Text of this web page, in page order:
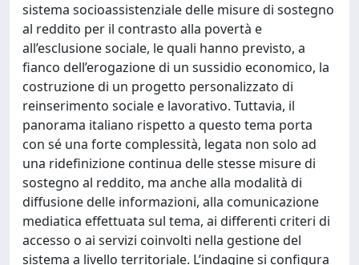
sistema socioassistenziale delle misure di sostegno
al reddito per il contrasto alla povertà e
all’esclusione sociale, le quali hanno previsto, a
fianco dell’erogazione di un sussidio economico, la
costruzione di un progetto personalizzato di
reinserimento sociale e lavorativo. Tuttavia, il
panorama italiano rispetto a questo tema porta
con sé una forte complessità, legata non solo ad
una ridefinizione continua delle stesse misure di
sostegno al reddito, ma anche alla modalità di
diffusione delle informazioni, alla comunicazione
mediatica effettuata sul tema, ai differenti criteri di
accesso o ai servizi coinvolti nella gestione del
sistema a livello territoriale. L’indagine si configura